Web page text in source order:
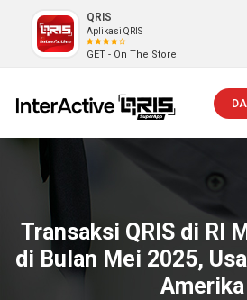
QRIS
Aplikasi QRIS
GET - On The Store
Transaksi QRIS di RI
di Bulan Mei 2025,
Amerika